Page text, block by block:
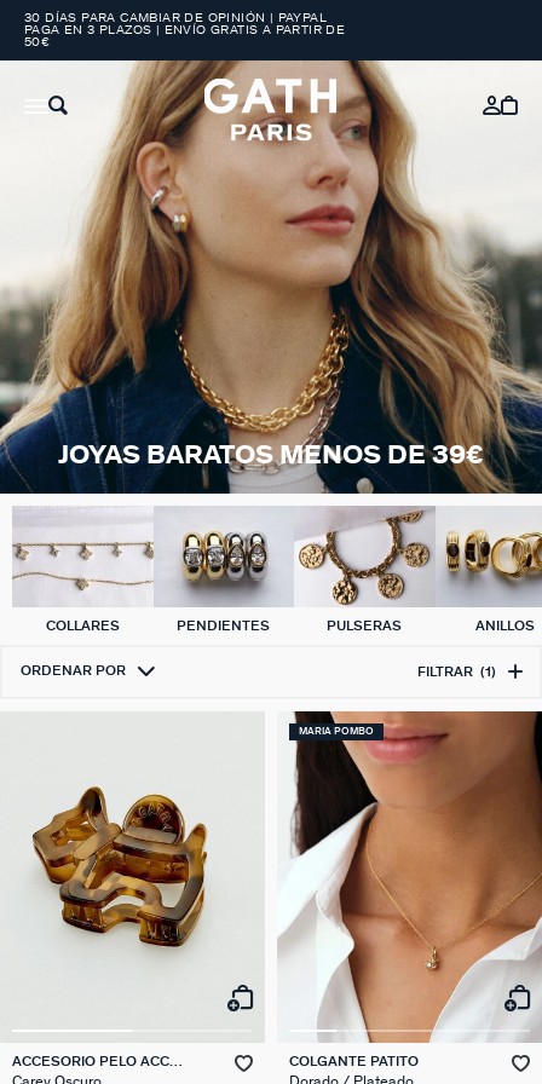
30 DÍAS PARA CAMBIAR DE OPINIÓN | PAYPAL
PAGA EN 3 PLAZOS | ENVÍO GRATIS A PARTIR DE
50€
JOYAS BARATOS MENOS DE 39€
COLLARES PENDIENTES PULSERAS ANILLOS
ORDENAR POR FILTRAR (1)
ACCESORIO PELO ACC
CHEVEUX
MARIA POMBO
COLGANTE PATITO